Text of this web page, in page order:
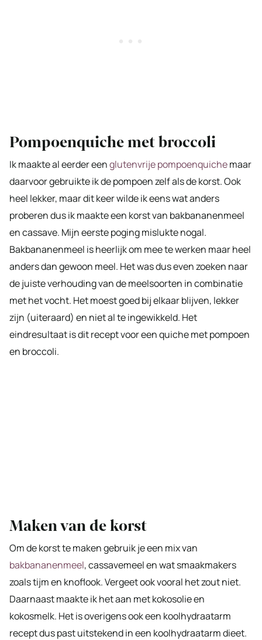
Pompoenquiche met broccoli
Ik maakte al eerder eenglutenvrije pompoenquichemaar
daarvoor gebruikte ik de pompoen zelf als de korst. Ook
heel lekker, maar dit keer wilde ik eens wat anders
proberen dus ik maakte een korst van bakbananenmeel
en cassave. Mijn eerste poging mislukte nogal.
Bakbananenmeel is heerlijk om mee te werken maar heel
anders dan gewoon meel. Het was dus even zoeken naar
de juiste verhouding van de meelsoorten in combinatie
met het vocht. Het moest goed bij elkaar blijven, lekker
zijn (uiteraard) en niet al te ingewikkeld. Het
eindresultaat is dit recept voor een quiche met pompoen
en broccoli.
Maken van de korst
Om de korst te maken gebruik je een mix van
bakbananenmeel, cassavemeel en wat smaakmakers
zoals tijm en knoflook. Vergeet ook vooral het zout niet.
Daarnaast maakte ik het aan met kokosolie en
kokosmelk. Het is overigens ook een koolhydraatarm
recept dus past uitstekend in een koolhydraatarm dieet.